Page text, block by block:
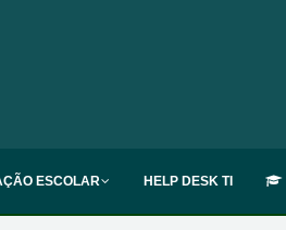
ESCOLAR HELP DESK TI